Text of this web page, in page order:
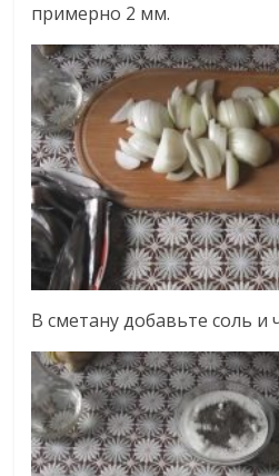
примерно 2 мм.
В сметану добавьте соль и